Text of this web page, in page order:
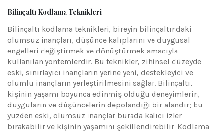
Bilinçaltı Kodlama Teknikleri
Bilinçaltı kodlama teknikleri, bireyin bilinçaltındaki
olumsuz inançları, düşünce kalıplarını ve duygusal
engelleri değiştirmek ve dönüştürmek amacıyla
kullanılan yöntemlerdir. Bu teknikler, zihinsel düzeyde
eski, sınırlayıcı inançların yerine yeni, destekleyici ve
olumlu inançların yerleştirilmesini sağlar. Bilinçaltı,
kişinin yaşamı boyunca edinmiş olduğu deneyimlerin,
duyguların ve düşüncelerin depolandığı bir alandır; bu
yüzden eski, olumsuz inançlar burada kalıcı izler
bırakabilir ve kişinin yaşamını şekillendirebilir. Kodlama